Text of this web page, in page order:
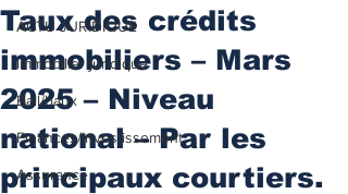
ACTU JURIDIQUE
Immobilier juridique
Bail/baux
Finances/Investissement
Assurance
Taux des crédits
immobiliers – Mars
2025 – Niveau
national – Par les
principaux courtiers.